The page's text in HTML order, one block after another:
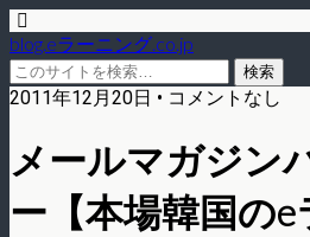
blog.eラーニング.co.jp
2011年12月20日 • コメントなし
メールマガジン
ー【本場韓国の